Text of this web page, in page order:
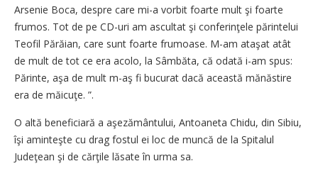
Arsenie Boca, despre care mi-a vorbit foarte mult şi foarte
frumos. Tot de pe CD-uri am ascultat şi conferinţele părintelui
Teofil Părăian, care sunt foarte frumoase. M-am ataşat atât
de mult de tot ce era acolo, la Sâmbăta, că odată i-am spus:
Părinte, aşa de mult m-aş fi bucurat dacă această mănăstire
era de măicuţe. ”.
O altă beneficiară a aşezământului, Antoaneta Chidu, din Sibiu,
îşi aminteşte cu drag fostul ei loc de muncă de la Spitalul
Judeţean şi de cărţile lăsate în urma sa.